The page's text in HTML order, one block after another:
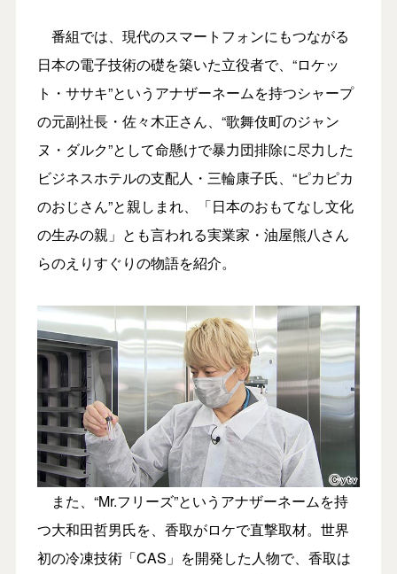
番組では、現代のスマートフォンにもつながる
日本の電子技術の礎を築いた立役者で、“ロケッ
ト・ササキ”というアナザーネームを持つシャープ
の元副社長・佐々木正さん、“歌舞伎町のジャン
ヌ・ダルク”として命懸けで暴力団排除に尽力した
ビジネスホテルの支配人・三輪康子氏、“ピカピカ
のおじさん”と親しまれ、「日本のおもてなし文化
の生みの親」とも言われる実業家・油屋熊八さん
らのえりすぐりの物語を紹介。
また、“Mr.フリーズ”というアナザーネームを持
つ大和田哲男氏を、香取がロケで直撃取材。世界
初の冷凍技術「CAS」を開発した人物で、香取は